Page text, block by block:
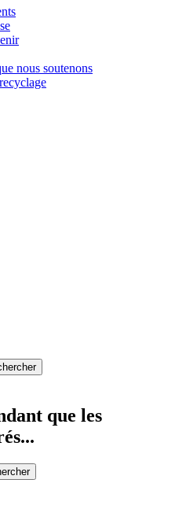
nous soutenons
que les